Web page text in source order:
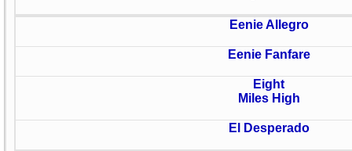
Eenie Allegro
Eenie Fanfare
Eight
Miles High
El Desperado